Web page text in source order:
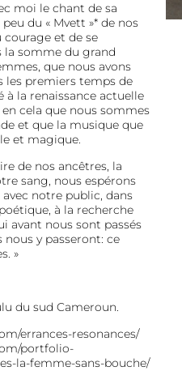
moi le chant de sa
du « Mvett »* de nos
courage et de se
la somme du grand
que nous avons
les premiers temps de
à la renaissance actuelle
cela que nous sommes
et que la musique que
et magique.
de nos ancêtres, la
sang, nous espérons
avec notre public, dans
à la recherche
avant nous sont passés
y passeront: ce
»
du sud Cameroun.
errances-resonances/
portfolio-
la-femme-sans-bouche/